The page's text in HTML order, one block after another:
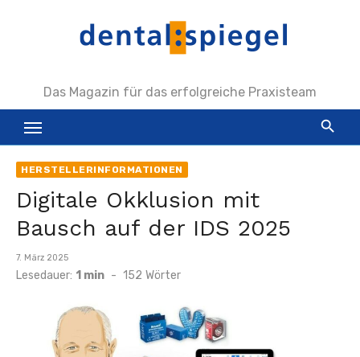
Das Magazin für das erfolgreiche Praxisteam
HERSTELLERINFORMATIONEN
Digitale Okklusion mit
Bausch auf der IDS 2025
Veröffentlicht
am
7. März 2025
Lesedauer: 1 min - 152 Wörter